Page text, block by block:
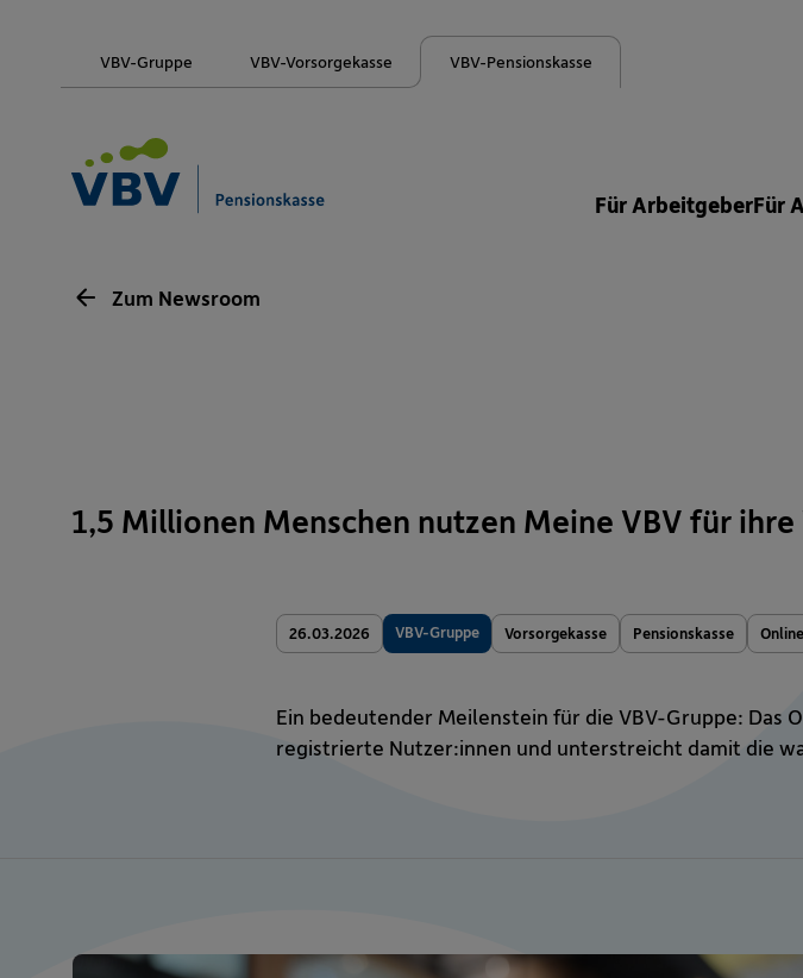
VBV-Gruppe VBV-Vorsorgekasse VBV-Pensionskasse
Für ArbeitgeberFür
Zum Newsroom
1,5 Millionen Menschen nutzen Meine VBV für
26.03.2026 VBV-Gruppe Vorsorgekasse Pensionskasse
Ein bedeutender Meilenstein für die VBV-Gruppe: Das
registrierte Nutzer:innen und unterstreicht damit die